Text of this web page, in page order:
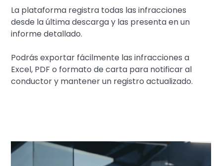
La plataforma registra todas las infracciones
desde la última descarga y las presenta en un
informe detallado.
Podrás exportar fácilmente las infracciones a
Excel, PDF o formato de carta para notificar al
conductor y mantener un registro actualizado.